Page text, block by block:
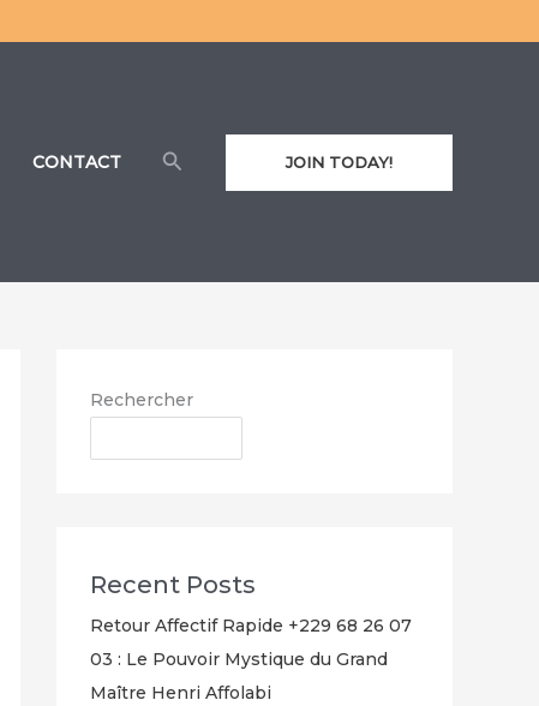
CONTACT RechercherJOIN TODAY!
Rechercher
Recent Posts
Retour Affectif Rapide +229 68 26 07
03 : Le Pouvoir Mystique du Grand
Maître Henri Affolabi